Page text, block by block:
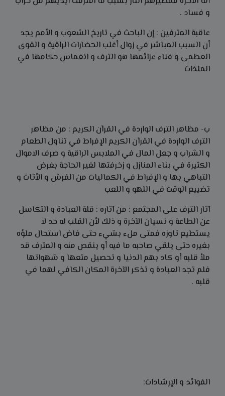
و فساد .
عاقبة المترفين : إن الباحث في تاريخ الشعوب و الأمم يجد
أن السبب المباشر في زوال أغلب الحضارات الراقية و القوى
العظمى و فناء عزائمها هو الترف و انغماس حكامها في
الملذات
ب- مظاهر الترف الواردة في القرآن الكريم : من مظاهر
الترف الواردة في القرآن الكريم الإفراط في تناول الطعام
و الشراب و جعل المال في الملابس الراقية و صرف الاموال
الكثيرة في بناء المنازل و زخرفتها لغير الحاجة بغرض
التباهي بها و الإفراط في الكماليات من الفرش و الأثاث و
تضييع الوقت في اللهو و اللعب
آثار الترف على المجتمع : من آثاره : قلة العبادة و التكاسل
عن الطاعة و نسيان الآخرة و ذلك لأن القلب له حد لا
يستطيع تاوزه فمتى ملء بشيء حتى فاض استحال ملؤه
بغيره حتى يلقي صاحبه ما فيه أو ينقص منه و المترف قد
ملأ قلبه أو كاد بهم الدنيا و تحصيل متعها و شهواتها
فلم تجد العبادة و تذكر الآخرة المكان الكافي لهما في
قلبه .
الفوائد و الإرشادات: